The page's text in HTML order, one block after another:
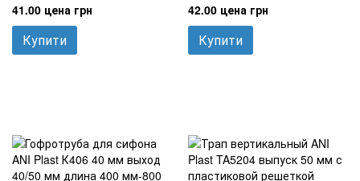
41.00 цена грн
Купити
42.00 цена грн
Купити